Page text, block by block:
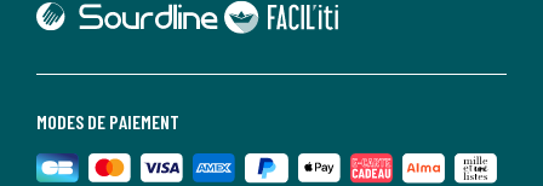
MODES DE PAIEMENT
lien vers Faciliti